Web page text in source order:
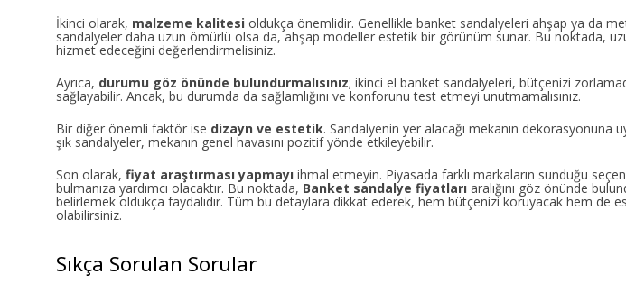
İkinci olarak, malzeme kalitesi oldukça önemlidir. Genellikle banket sandalyeleri ahşap ya da
sandalyeler daha uzun ömürlü olsa da, ahşap modeller estetik bir görünüm sunar. Bu noktada,
hizmet edeceğini değerlendirmelisiniz.
Ayrıca, durumu göz önünde bulundurmalısınız; ikinci el banket sandalyeleri, bütçenizi
sağlayabilir. Ancak, bu durumda da sağlamlığını ve konforunu test etmeyi unutmamalısınız.
Bir diğer önemli faktör ise dizayn ve estetik. Sandalyenin yer alacağı mekanın dekorasyonuna
şık sandalyeler, mekanın genel havasını pozitif yönde etkileyebilir.
Son olarak, fiyat araştırması yapmayı ihmal etmeyin. Piyasada farklı markaların sunduğu
bulmanıza yardımcı olacaktır. Bu noktada, Banket sandalye fiyatları aralığını göz önünde
belirlemek oldukça faydalıdır. Tüm bu detaylara dikkat ederek, hem bütçenizi koruyacak hem de
olabilirsiniz.
Sıkça Sorulan Sorular